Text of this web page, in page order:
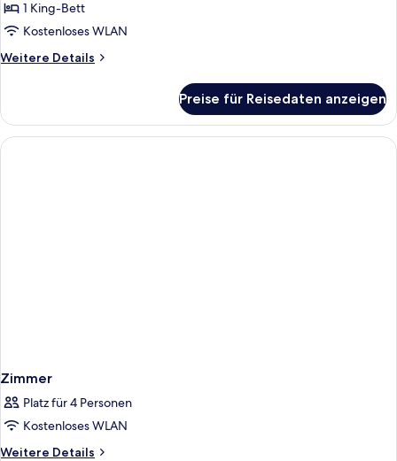
Beach
Front
anzeigen
1 King-Bett
Kostenloses WLAN
Weitere Details
Weitere
Beach
Front
Preise für Reisedaten anzeigen
Zimmer
Platz für 4 Personen
Kostenloses WLAN
Weitere Details
Weitere